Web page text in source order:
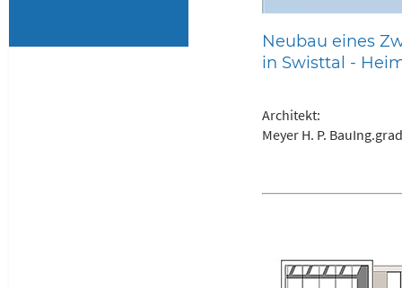
Neubau eines
in Swisttal -
Architekt:
Meyer H. P.